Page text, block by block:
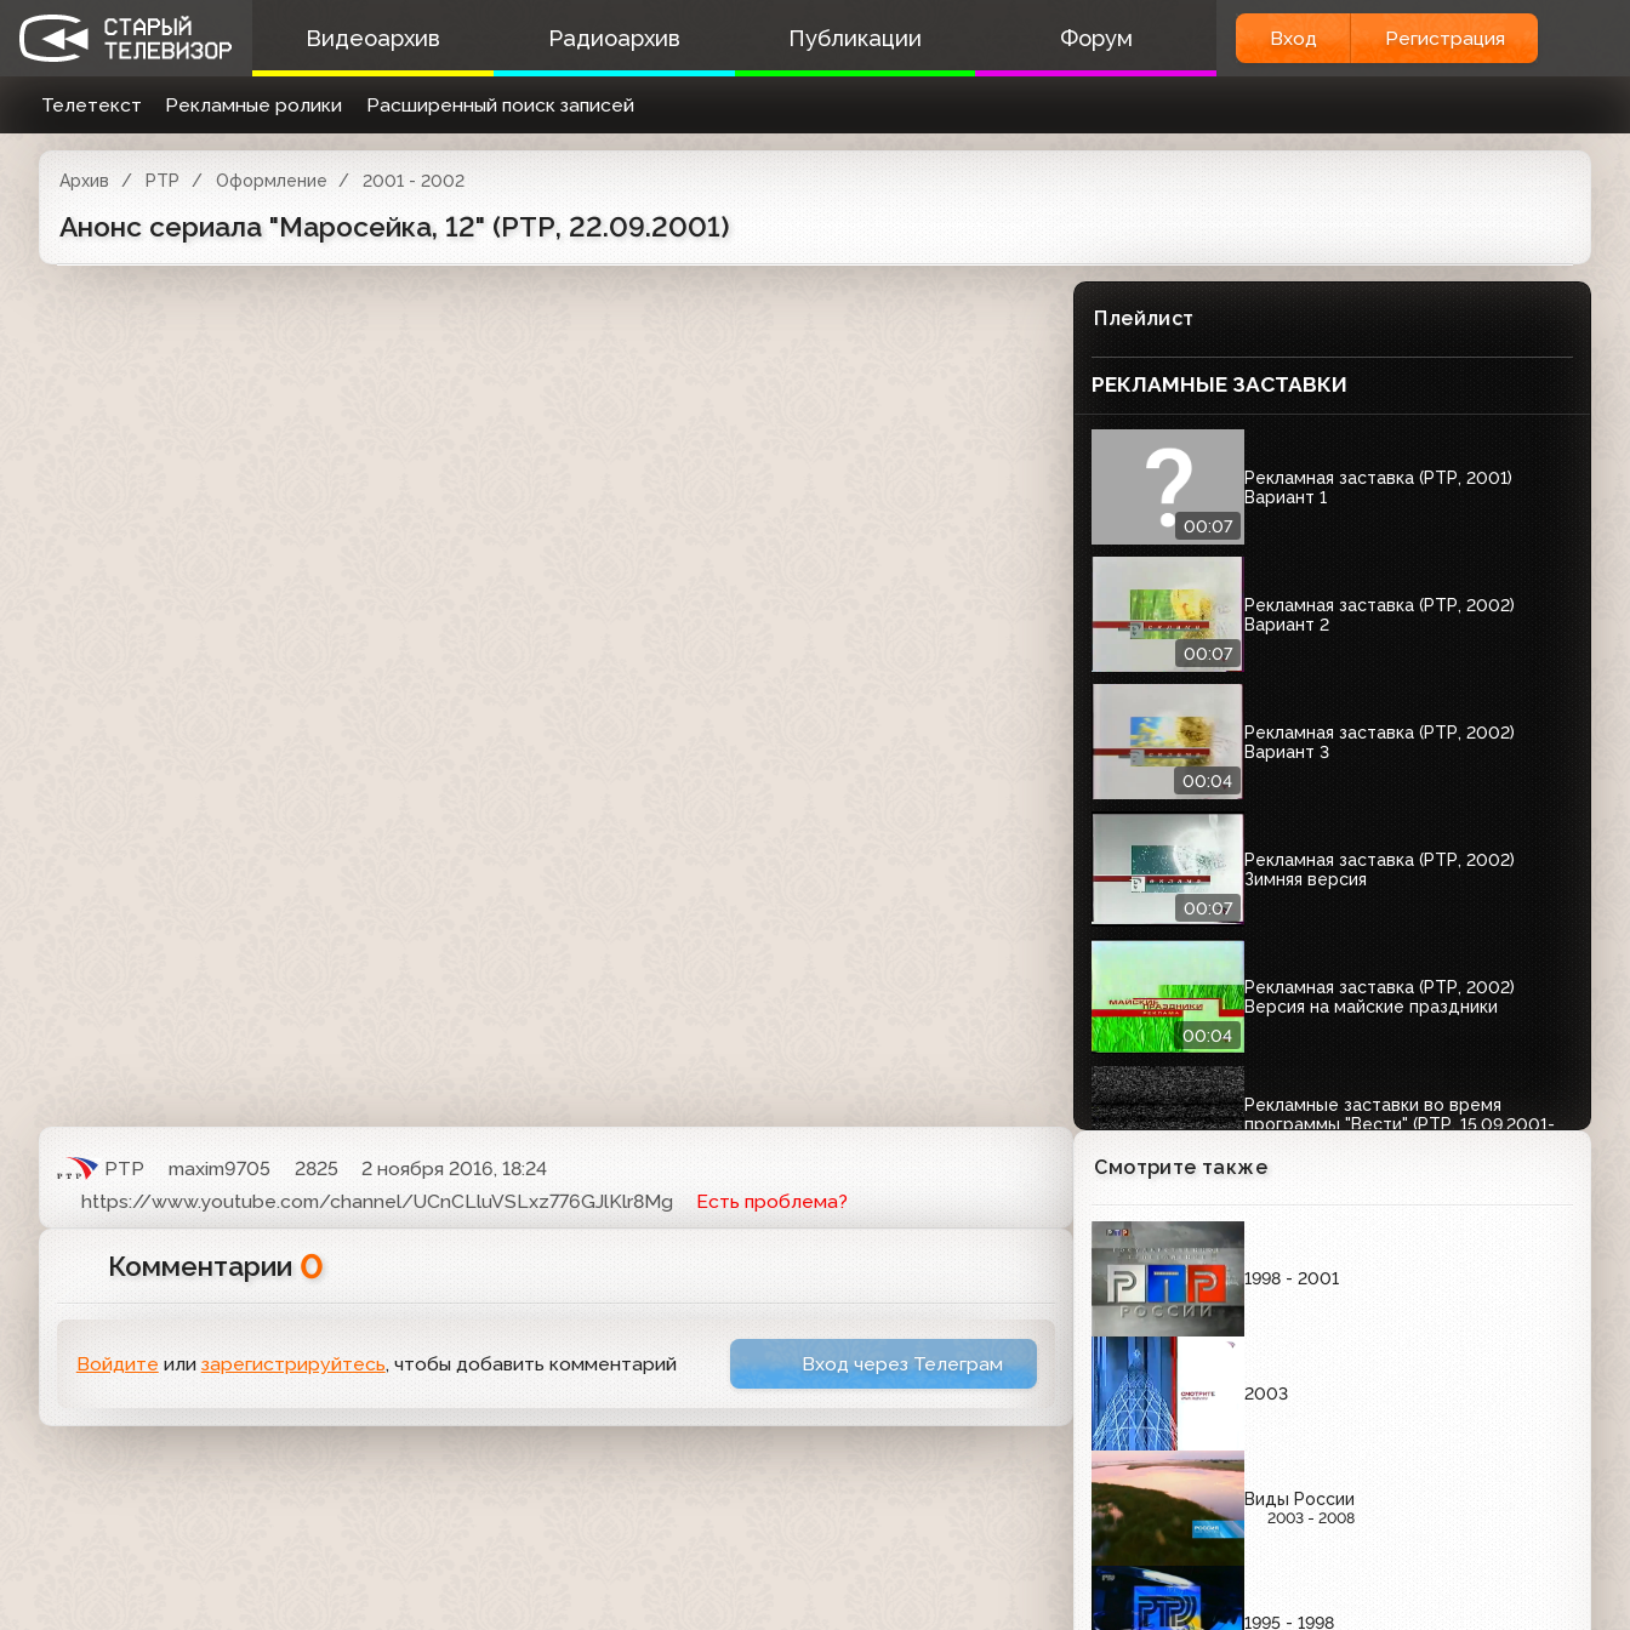
Видеоархив Радиоархив Публикации Форум Вход Регистрация
Телетекст Рекламные ролики Расширенный поиск записей
Архив РТР Оформление 2001 - 2002
Анонс сериала "Маросейка, 12" (РТР, 22.09.2001)
РТР maxim9705 2825
2 ноября 2016, 18:24
https://www.youtube.com/channel/UCnCLluVSLxz776GJlKlr8Mg
Есть проблема?
Комментарии 0
Войдите или зарегистрируйтесь, чтобы добавить комментарий Вход через Телеграм
Плейлист
РЕКЛАМНЫЕ ЗАСТАВКИ
00:07
Рекламная заставка (РТР, 2001)
Вариант 1
00:07
Рекламная заставка (РТР, 2002)
Вариант 2
00:04
Рекламная заставка (РТР, 2002)
Вариант 3
00:07
Рекламная заставка (РТР, 2002)
Зимняя версия
00:04
Рекламная заставка (РТР, 2002)
Версия на майские праздники
00:08
Рекламные заставки во время
программы "Вести" (РТР, 15.09.2001-
ЗАСТАВКИ КАНАЛА
00:05
00:05
Смотрите также
1998 - 2001
2003
Виды России
2003 - 2008
1995 - 1998